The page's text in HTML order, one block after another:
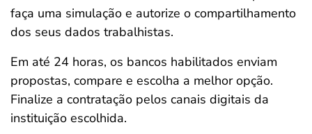
faça uma simulação e autorize o compartilhamento
dos seus dados trabalhistas.
Em até 24 horas, os bancos habilitados enviam
propostas, compare e escolha a melhor opção.
Finalize a contratação pelos canais digitais da
instituição escolhida.